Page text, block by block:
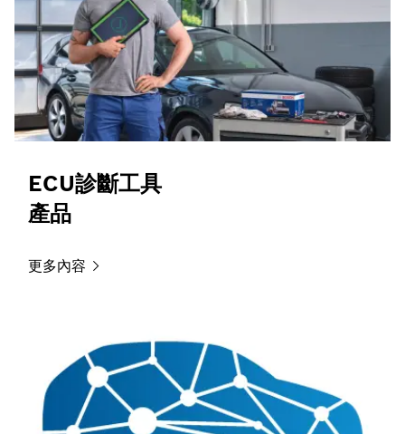
ECU診斷工具
產品
更多內容